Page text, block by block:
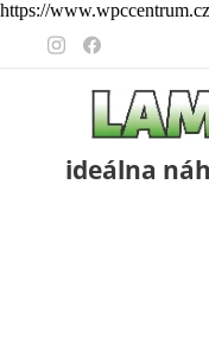
https://
ideálna